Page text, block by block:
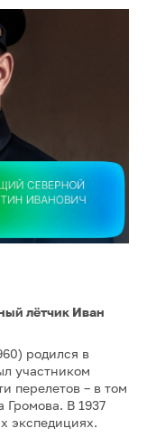
лётчик Иван
родился в
участником
перелетов – в том
В 1937
экспедициях.